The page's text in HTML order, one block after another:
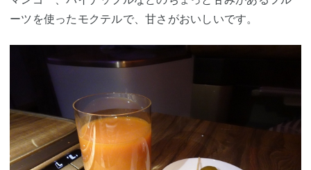
ーツを使ったモクテルで、甘さがおいしいです。